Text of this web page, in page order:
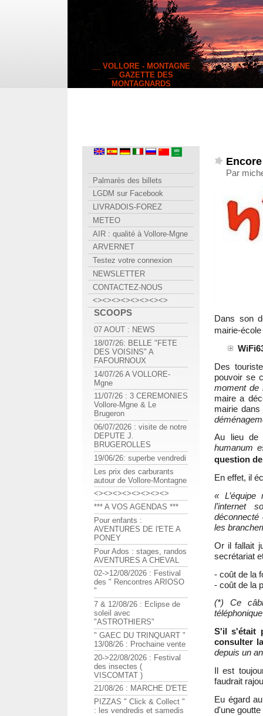
__ VOLLORE - MONTAGNE
__ GAZETTE DES
MONTAGNARDS
Par
Dans son
mairie-
Des
pouvoir se
moment de
maire a
mairie
Au lieu de
humanum
question
En effet, il
« L’équipe
l’internet
déconnecté
les
Or il fallait
secrétariat
- coût de la
- coût de la
(*) Ce
S'il s'était
consulter
depuis un
Il est
faudrait
Eu égard
d'une goutte
Palmarès des billets
LGDM sur Facebook
LIVRADOIS-FOREZ
METEO
AIR : qualité à Vollore-Mgne
ARVERNET
Testez votre connexion
NEWSLETTER
CONTACTEZ-NOUS
<><><><><><><><>
SCOOPS
07 AOUT : NEWS
18/07/26: BELLE "FETE
DES VOISINS" A
FAFOURNOUX
14/07/26 A VOLLORE-
Mgne
11/07/26 : 3 CEREMONIES
Vollore-Mgne & Le
Brugeron
06/07/2026 : visite de notre
DEPUTE J.
BRUGEROLLES
19/06/26: superbe vendredi
Les prix des carburants
autour de Vollore-Montagne
<><><><><><><><>
*** A VOS AGENDAS ***
Pour enfants :
AVENTURES DE l'ETE A
PONEY
Pour Ados : stages, randos
AVENTURES A CHEVAL
02->12/08/2026 : Festival
des " Rencontres ARIOSO
"
7 & 12/08/26 : Eclipse de
soleil avec
"ASTROTHIERS"
" GAEC DU TRINQUART "
13/08/26 : Prochaine vente
20->22/08/2026 : Festival
des insectes (
VISCOMTAT )
21/08/26 : MARCHE D'ETE
PIZZAS " Click & Collect "
: les vendredis et samedis